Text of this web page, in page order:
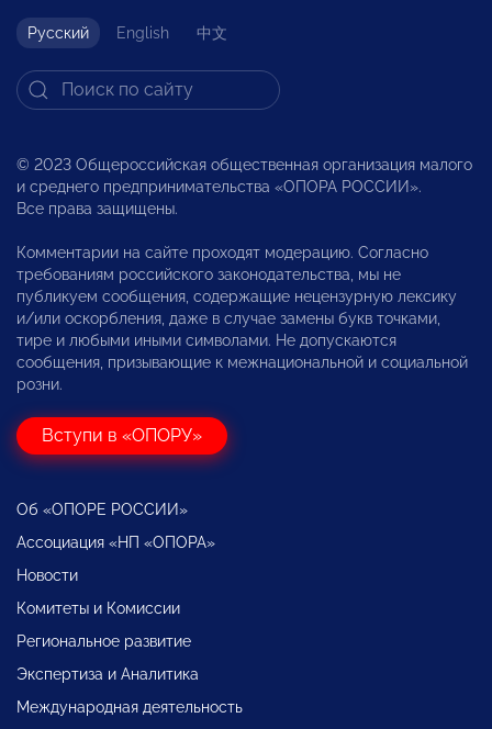
Русский English 中文
© 2023 Общероссийская общественная организация малого
и среднего предпринимательства «ОПОРА РОССИИ».
Все права защищены.
Комментарии на сайте проходят модерацию. Согласно
требованиям российского законодательства, мы не
публикуем сообщения, содержащие нецензурную лексику
и/или оскорбления, даже в случае замены букв точками,
тире и любыми иными символами. Не допускаются
сообщения, призывающие к межнациональной и социальной
розни.
Вступи в «ОПОРУ»
Об «ОПОРЕ РОССИИ»
Ассоциация «НП «ОПОРА»
Новости
Комитеты и Комиссии
Региональное развитие
Экспертиза и Аналитика
Международная деятельность